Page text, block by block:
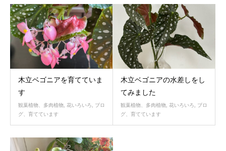
木立ベゴニアを育てていま
す
観葉植物、多肉植物, 花いろいろ, ブロ
グ、育てています
木立ベゴニアの水差しをし
てみました
観葉植物、多肉植物, 花いろいろ, ブロ
グ、育てています